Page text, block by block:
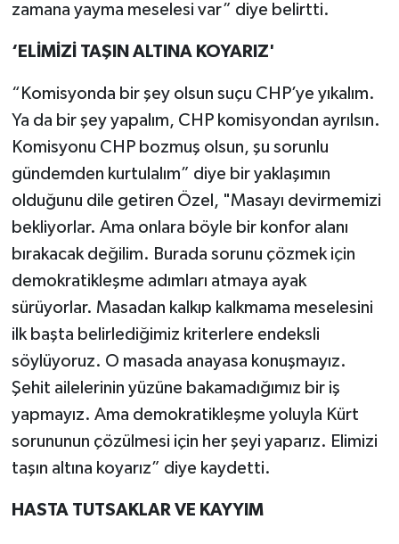
zamana yayma meselesi var” diye belirtti.
‘ELİMİZİ TAŞIN ALTINA KOYARIZ'
“Komisyonda bir şey olsun suçu CHP’ye yıkalım.
Ya da bir şey yapalım, CHP komisyondan ayrılsın.
Komisyonu CHP bozmuş olsun, şu sorunlu
gündemden kurtulalım” diye bir yaklaşımın
olduğunu dile getiren Özel, "Masayı devirmemizi
bekliyorlar. Ama onlara böyle bir konfor alanı
bırakacak değilim. Burada sorunu çözmek için
demokratikleşme adımları atmaya ayak
sürüyorlar. Masadan kalkıp kalkmama meselesini
ilk başta belirlediğimiz kriterlere endeksli
söylüyoruz. O masada anayasa konuşmayız.
Şehit ailelerinin yüzüne bakamadığımız bir iş
yapmayız. Ama demokratikleşme yoluyla Kürt
sorununun çözülmesi için her şeyi yaparız. Elimizi
taşın altına koyarız” diye kaydetti.
HASTA TUTSAKLAR VE KAYYIM